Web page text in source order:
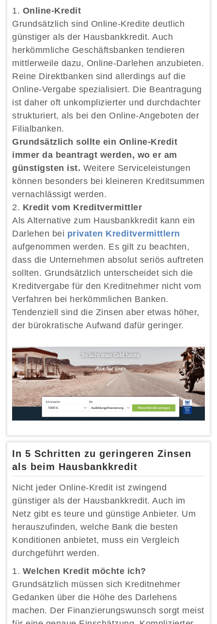
Online-Kredit
Grundsätzlich sind Online-Kredite deutlich
günstiger als der Hausbankkredit. Auch
herkömmliche Geschäftsbanken tendieren
mittlerweile dazu, Online-Darlehen anzubieten.
Reine Direktbanken sind allerdings auf die
Online-Vergabe spezialisiert. Die Beantragung
ist daher oft unkomplizierter und durchdachter
strukturiert, als bei den Online-Angeboten der
Filialbanken.
Grundsätzlich sollte ein Online-Kredit
immer da beantragt werden, wo er am
günstigsten ist. Weitere Serviceleistungen
können besonders bei kleineren Kreditsummen
vernachlässigt werden.
Kredit vom Kreditvermittler
Als Alternative zum Hausbankkredit kann ein
Darlehen bei privaten Kreditvermittlern
aufgenommen werden. Es gilt zu beachten,
dass die Unternehmen absolut seriös auftreten
sollten. Grundsätzlich unterscheidet sich die
Kreditvergabe für den Kreditnehmer nicht vom
Verfahren bei herkömmlichen Banken.
Tendenziell sind die Zinsen aber etwas höher,
der bürokratische Aufwand dafür geringer.
In 5 Schritten zu geringeren Zinsen
als beim Hausbankkredit
Nicht jeder Online-Kredit ist zwingend
günstiger als der Hausbankkredit. Auch im
Netz gibt es teure und günstige Anbieter. Um
herauszufinden, welche Bank die besten
Konditionen anbietet, muss ein Vergleich
durchgeführt werden.
Welchen Kredit möchte ich?
Grundsätzlich müssen sich Kreditnehmer
Gedanken über die Höhe des Darlehens
machen. Der Finanzierungswunsch sorgt meist